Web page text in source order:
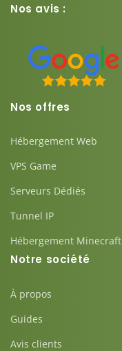
Nos avis :
Nos offres
Hébergement Web
VPS Game
Serveurs Dédiés
Tunnel IP
Hébergement Minecraft
Notre société
À propos
Guides
Avis clients